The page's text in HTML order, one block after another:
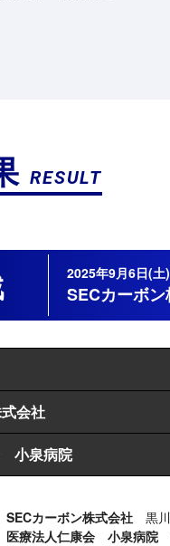
RESULT
2025年9月6日(
SECカーボン
会社
小泉病院
SECカーボン株式会社
黒
医療法人仁康会 小泉病院